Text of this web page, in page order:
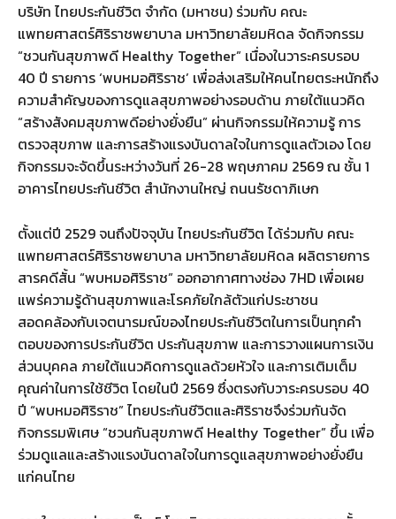
บริษัท ไทยประกันชีวิต จำกัด (มหาชน) ร่วมกับ คณะ
แพทยศาสตร์ศิริราชพยาบาล มหาวิทยาลัยมหิดล จัดกิจกรรม
“ชวนกันสุขภาพดี Healthy Together” เนื่องในวาระครบรอบ
40 ปี รายการ ‘พบหมอศิริราช’ เพื่อส่งเสริมให้คนไทยตระหนักถึง
ความสำคัญของการดูแลสุขภาพอย่างรอบด้าน ภายใต้แนวคิด
“สร้างสังคมสุขภาพดีอย่างยั่งยืน” ผ่านกิจกรรมให้ความรู้ การ
ตรวจสุขภาพ และการสร้างแรงบันดาลใจในการดูแลตัวเอง โดย
กิจกรรมจะจัดขึ้นระหว่างวันที่ 26-28 พฤษภาคม 2569 ณ ชั้น 1
อาคารไทยประกันชีวิต สำนักงานใหญ่ ถนนรัชดาภิเษก
ตั้งแต่ปี 2529 จนถึงปัจจุบัน ไทยประกันชีวิต ได้ร่วมกับ คณะ
แพทยศาสตร์ศิริราชพยาบาล มหาวิทยาลัยมหิดล ผลิตรายการ
สารคดีสั้น “พบหมอศิริราช” ออกอากาศทางช่อง 7HD เพื่อเผย
แพร่ความรู้ด้านสุขภาพและโรคภัยใกล้ตัวแก่ประชาชน
สอดคล้องกับเจตนารมณ์ของไทยประกันชีวิตในการเป็นทุกคำ
ตอบของการประกันชีวิต ประกันสุขภาพ และการวางแผนการเงิน
ส่วนบุคคล ภายใต้แนวคิดการดูแลด้วยหัวใจ และการเติมเต็ม
คุณค่าในการใช้ชีวิต โดยในปี 2569 ซึ่งตรงกับวาระครบรอบ 40
ปี “พบหมอศิริราช” ไทยประกันชีวิตและศิริราชจึงร่วมกันจัด
กิจกรรมพิเศษ “ชวนกันสุขภาพดี Healthy Together” ขึ้น เพื่อ
ร่วมดูแลและสร้างแรงบันดาลใจในการดูแลสุขภาพอย่างยั่งยืน
แก่คนไทย